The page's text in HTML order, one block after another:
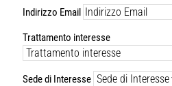
Indirizzo Email
Trattamento interesse
Sede di Interesse